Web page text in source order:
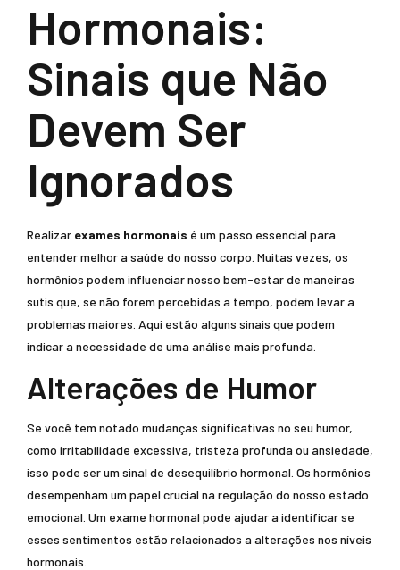
Hormonais:
Sinais que Não
Devem Ser
Ignorados
Realizar exames hormonais é um passo essencial para
entender melhor a saúde do nosso corpo. Muitas vezes, os
hormônios podem influenciar nosso bem-estar de maneiras
sutis que, se não forem percebidas a tempo, podem levar a
problemas maiores. Aqui estão alguns sinais que podem
indicar a necessidade de uma análise mais profunda.
Alterações de Humor
Se você tem notado mudanças significativas no seu humor,
como irritabilidade excessiva, tristeza profunda ou ansiedade,
isso pode ser um sinal de desequilíbrio hormonal. Os hormônios
desempenham um papel crucial na regulação do nosso estado
emocional. Um exame hormonal pode ajudar a identificar se
esses sentimentos estão relacionados a alterações nos níveis
hormonais.